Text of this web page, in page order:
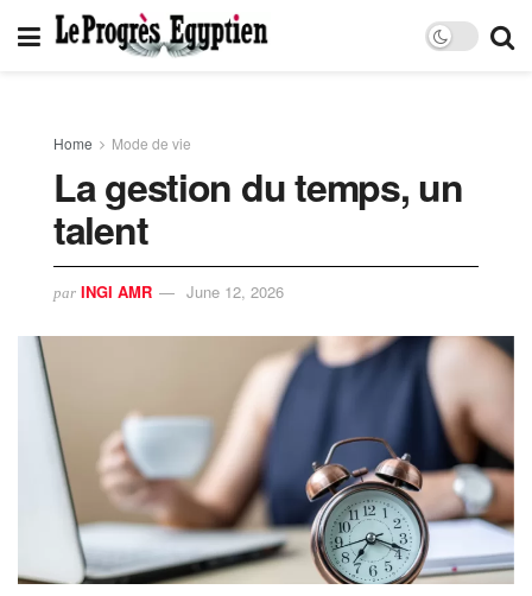
Home Mode de vie
La gestion du temps, un
talent
par INGI AMR June 12, 2026